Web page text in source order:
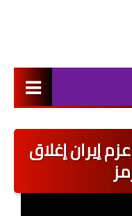
القطاع العام
القطاع الخاص
إيران إغلاق